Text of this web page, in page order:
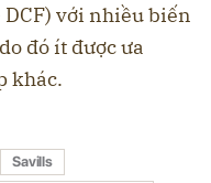
với nhiều biến
đó ít được ưa
khác.
Savills